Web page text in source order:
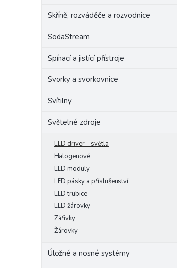
Skříně, rozváděče a rozvodnice
SodaStream
Spínací a jistící přístroje
Svorky a svorkovnice
Svítilny
Světelné zdroje
LED driver - světla
Halogenové
LED moduly
LED pásky a příslušenství
LED trubice
LED žárovky
Zářivky
Žárovky
Úložné a nosné systémy